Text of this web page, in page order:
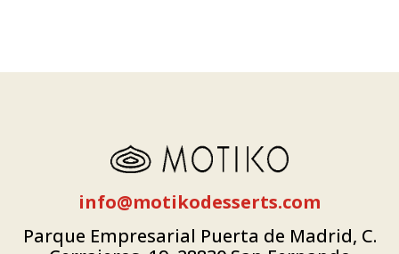
info@motikodesserts.com
Parque Empresarial Puerta de Madrid, C.